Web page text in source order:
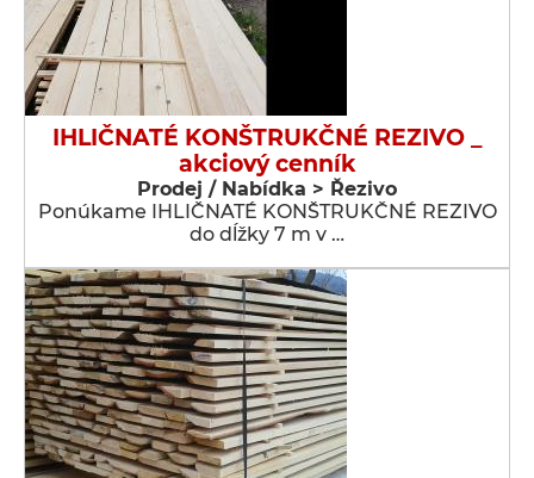
IHLIČNATÉ KONŠTRUKČNÉ REZIVO _
akciový cenník
Prodej / Nabídka > Řezivo
Ponúkame IHLIČNATÉ KONŠTRUKČNÉ REZIVO
do dĺžky 7 m v …